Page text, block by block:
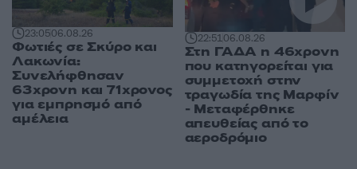
23:0506.08.26
Φωτιές σε Σκύρο και
Λακωνία:
Συνελήφθησαν
63χρονη και 71χρονος
για εμπρησμό από
αμέλεια
22:5106.08.26
Στη ΓΑΔΑ η 46χρονη
που κατηγορείται για
συμμετοχή στην
τραγωδία της Μαρφίν
- Μεταφέρθηκε
απευθείας από το
αεροδρόμιο